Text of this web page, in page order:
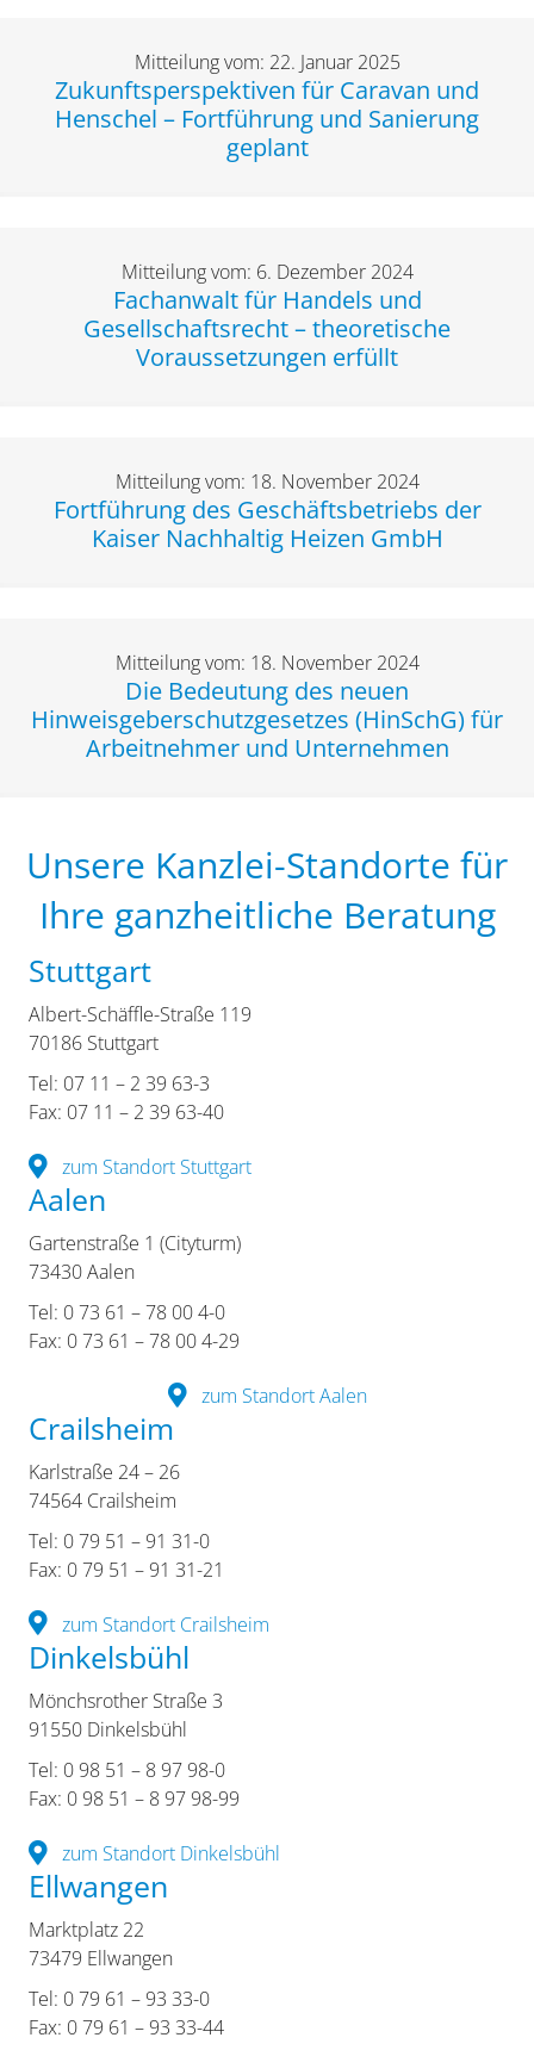
Mitteilung vom: 22. Januar 2025
Zukunftsperspektiven für Caravan und
Henschel – Fortführung und Sanierung
geplant
Mitteilung vom: 6. Dezember 2024
Fachanwalt für Handels und
Gesellschaftsrecht – theoretische
Voraussetzungen erfüllt
Mitteilung vom: 18. November 2024
Fortführung des Geschäftsbetriebs der
Kaiser Nachhaltig Heizen GmbH
Mitteilung vom: 18. November 2024
Die Bedeutung des neuen
Hinweisgeberschutzgesetzes (HinSchG) für
Arbeitnehmer und Unternehmen
Unsere Kanzlei-Standorte für
Ihre ganzheitliche Beratung
Stuttgart
Albert-Schäffle-Straße 119
70186 Stuttgart
Tel: 07 11 – 2 39 63-3
Fax: 07 11 – 2 39 63-40
zum Standort Stuttgart
Aalen
Gartenstraße 1 (Cityturm)
73430 Aalen
Tel: 0 73 61 – 78 00 4-0
Fax: 0 73 61 – 78 00 4-29
zum Standort Aalen
Crailsheim
Karlstraße 24 – 26
74564 Crailsheim
Tel: 0 79 51 – 91 31-0
Fax: 0 79 51 – 91 31-21
zum Standort Crailsheim
Dinkelsbühl
Mönchsrother Straße 3
91550 Dinkelsbühl
Tel: 0 98 51 – 8 97 98-0
Fax: 0 98 51 – 8 97 98-99
zum Standort Dinkelsbühl
Ellwangen
Marktplatz 22
73479 Ellwangen
Tel: 0 79 61 – 93 33-0
Fax: 0 79 61 – 93 33-44